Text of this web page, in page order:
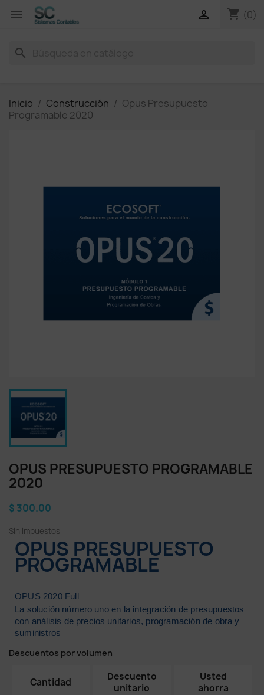
 shopping_cart (0)

search
Inicio Construcción
Opus Presupuesto
Programable 2020
OPUS PRESUPUESTO PROGRAMABLE
2020
$ 300.00
Sin impuestos
OPUS PRESUPUESTO
PROGRAMABLE
OPUS 2020 Full
La solución número uno en la integración de presupuestos
con análisis de precios unitarios, programaciónde obray
suministros
Descuentos por volumen
Cantidad
Descuento
unitario
Usted
ahorra